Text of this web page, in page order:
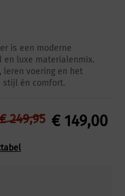
is een moderne
en luxe materialenmix.
leren voering en het
stijl én comfort.
€149,00
€249,95